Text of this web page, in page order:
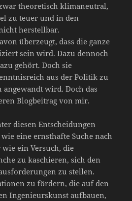
theoretisch klimaneutral,
zu teuer und in den
herstellbar.
überzeugt, dass die ganze
sein wird. Dazu dennoch
gehört. Doch sie
aus der Politik zu
angewandt wird. Doch das
Blogbeitrag von mir.
diesen Entscheidungen
eine ernsthafte Suche nach
ein Versuch, die
zu kaschieren, sich den
zu stellen.
zu fördern, die auf den
Ingenieurskunst aufbauen,